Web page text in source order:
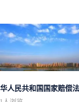
人民共和国国家赔偿法